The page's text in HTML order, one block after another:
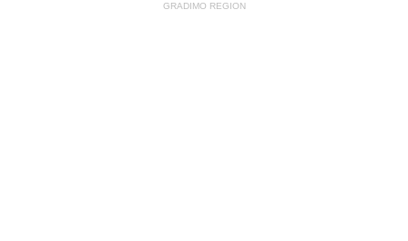
GRADIMO REGION